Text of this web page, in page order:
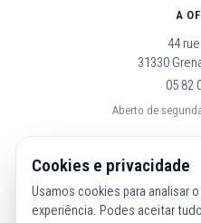
A
44
31330
05 82
Aberto de
Cookies e privacidade
Usamos cookies para analisar
experiência. Podes aceitar